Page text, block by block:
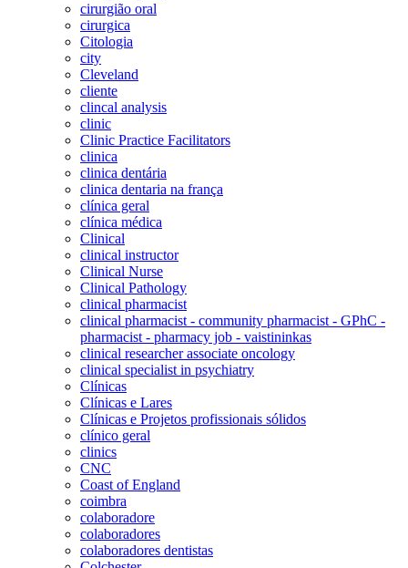
cirurgião oral
cirurgica
Citologia
city
Cleveland
cliente
clincal analysis
clinic
Clinic Practice Facilitators
clinica
clinica dentária
clinica dentaria na frança
clínica geral
clínica médica
Clinical
clinical instructor
Clinical Nurse
Clinical Pathology
clinical pharmacist
clinical pharmacist - community pharmacist - GPhC -
pharmacist - pharmacy job - vaistininkas
clinical researcher associate oncology
clinical specialist in psychiatry
Clínicas
Clínicas e Lares
Clínicas e Projetos profissionais sólidos
clínico geral
clinics
CNC
Coast of England
coimbra
colaboradore
colaboradores
colaboradores dentistas